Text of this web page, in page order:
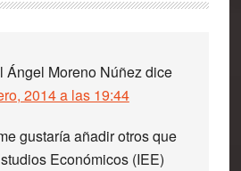
Ángel Moreno Núñezdice
2014 a las 19:44
gustaría añadir otros que
Económicos (IEE)